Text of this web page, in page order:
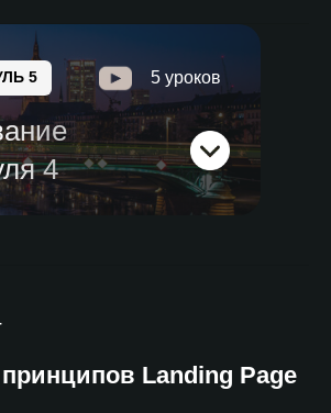
4
5 5 уроков
Landing Page